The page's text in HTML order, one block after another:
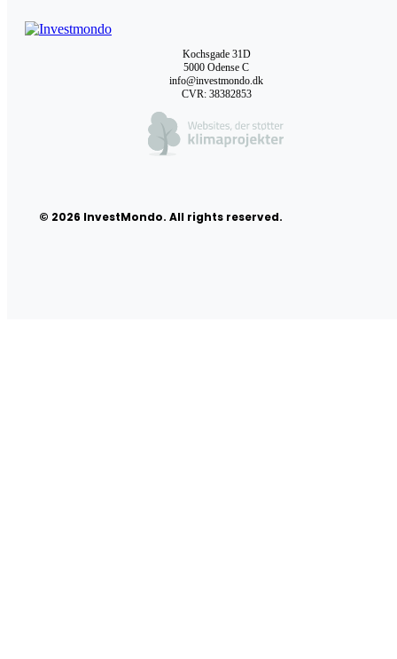
Kochsgade 31D
5000 Odense C
info@investmondo.dk
CVR: 38382853
© 2026 InvestMondo. All rights reserved.